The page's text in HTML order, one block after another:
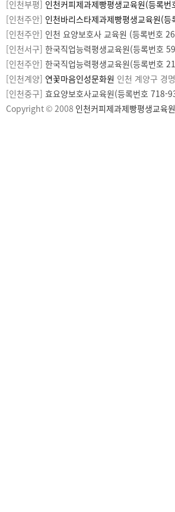
[인천부평] 인천커피제과제빵평생교육원(등록
[인천주안] 인천바리스타제과제빵평생교육원(
[인천주안] 인천 요양보호사 교육원 (등록번호
[인천서구] 한국직업능력평생교육원(등록번호
[인천주안] 한국직업능력평생교육원(등록번호
[인천계양] 연꽃마음인성문화원 인천 계양구 경
[인천중구] 효요양보호사교육원(등록번호 718-
Copyright © 2008 인천커피제과제빵평생교육원